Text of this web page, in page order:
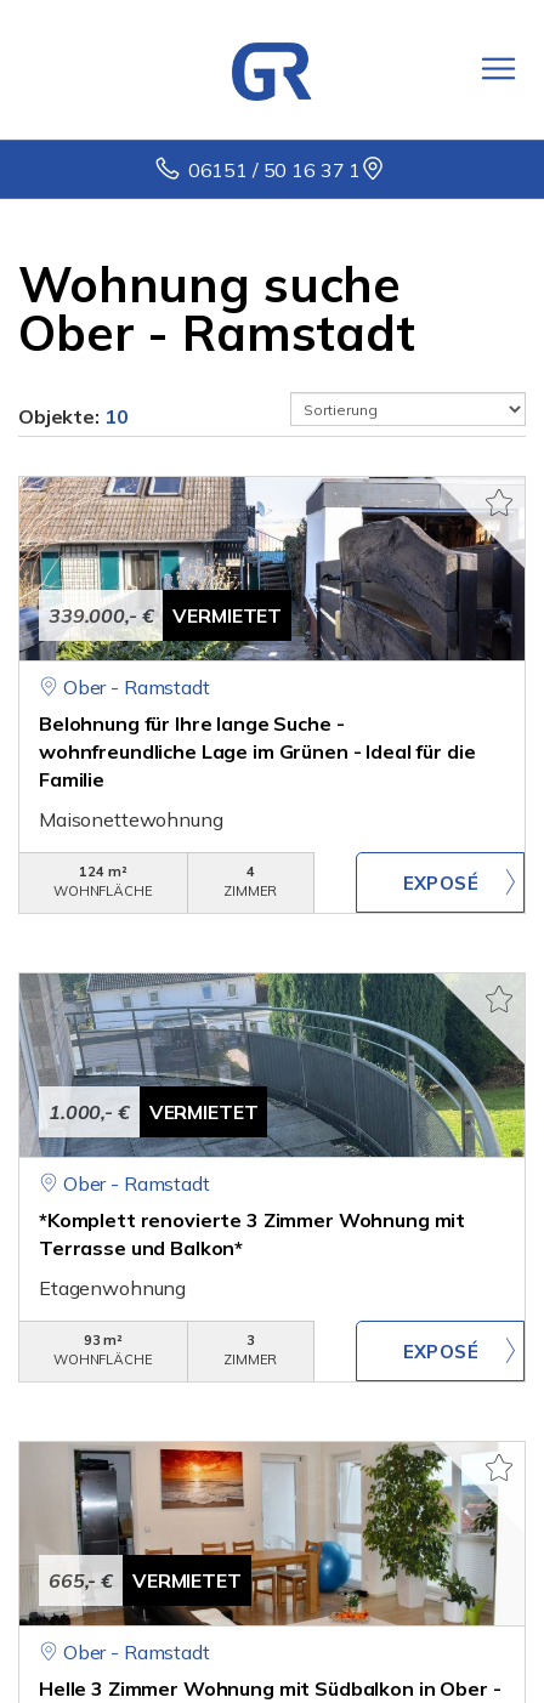
06151 / 50 16 37 1
Wohnung suche
Ober - Ramstadt
Objekte: 10
339.000,- € VERMIETET
Ober - Ramstadt
Belohnung für Ihre lange Suche -
wohnfreundliche Lage im Grünen - Ideal für die
Familie
Maisonettewohnung
124 m²
WOHNFLÄCHE
4
ZIMMER
1.000,- € VERMIETET
Ober - Ramstadt
*Komplett renovierte 3 Zimmer Wohnung mit
Terrasse und Balkon*
Etagenwohnung
93 m²
WOHNFLÄCHE
3
ZIMMER
665,- € VERMIETET
Ober - Ramstadt
Helle 3 Zimmer Wohnung mit Südbalkon in Ober -